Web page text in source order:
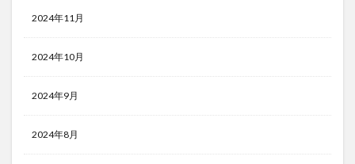
2024年11月
2024年10月
2024年9月
2024年8月